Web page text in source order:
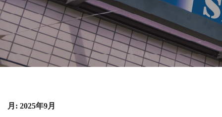
月: 2025年9月